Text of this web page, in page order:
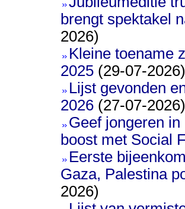
brengt spektakel
2026)
Kleine toename
2025 (29-07-2026)
Lijst gevonden
2026 (27-07-2026)
Geef jongeren
boost met Social
Eerste
Gaza, Palestina
2026)